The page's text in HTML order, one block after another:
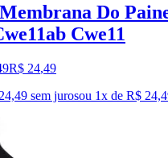
Do
Cwe11
R$ 24,49
sem jurosou 1x de R$